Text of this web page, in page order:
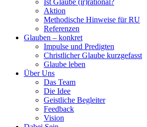
Ist Glaube (ir)rational?
Aktion
Methodische Hinweise für RU
Referenzen
Glauben – konkret
Impulse und Predigten
Christlicher Glaube kurzgefasst
Glaube leben
Über Uns
Das Team
Die Idee
Geistliche Begleiter
Feedback
Vision